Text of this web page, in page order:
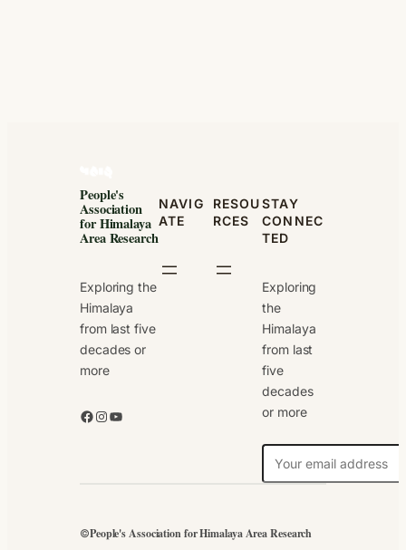
People's
Association
for Himalaya
Area Research
Exploring the
Himalaya
from last five
decades or
more
Facebook Instagram YouTube
NAVIG
ATE
RESOU
RCES
STAY
CONNEC
TED
Exploring
the
Himalaya
from last
five
decades
or more
l
©People's Association for Himalaya Area Research